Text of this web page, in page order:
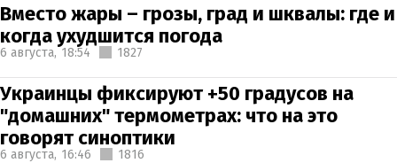
Вместо жары – грозы, град и шквалы: где и
когда ухудшится погода
6 августа, 18:54 1827
Украинцы фиксируют +50 градусов на
"домашних" термометрах: что на это
говорят синоптики
6 августа, 16:46 1816